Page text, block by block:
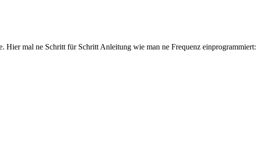
mal ne Schritt für Schritt Anleitung wie man ne Frequenz einprogrammiert: